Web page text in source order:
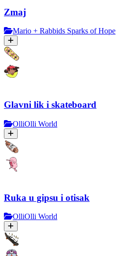
Zmaj
Mario + Rabbids Sparks of Hope
Glavni lik i skateboard
OlliOlli World
Ruka u gipsu i otisak
OlliOlli World